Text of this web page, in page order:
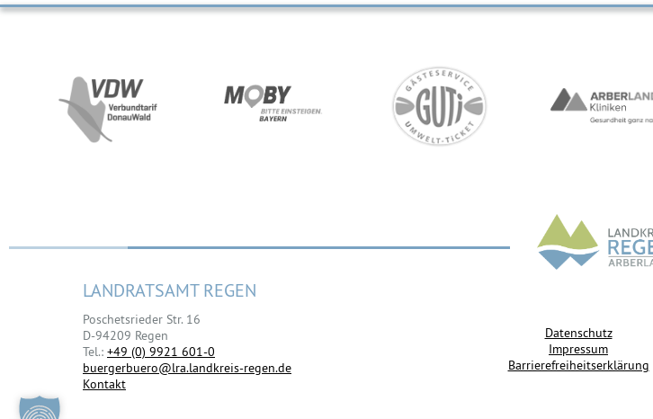
LANDRATSAMT REGEN
Poschetsrieder Str. 16
D-94209 Regen
Tel.: +49 (0) 9921 601-0
buergerbuero@lra.landkreis-regen.de
Kontakt
Datenschutz
Impressum
Barrierefreiheitserklärung